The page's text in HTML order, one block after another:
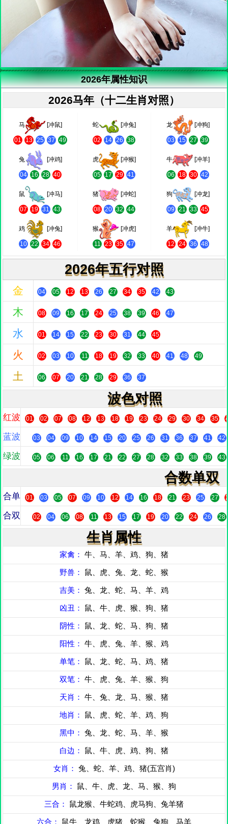
2026年属性知识
2026马年（十二生肖对照）
马 [冲鼠]
01 13 25 37 49
蛇 [冲兔]
02 14 26 38
龙 [冲狗]
03 15 27 39
兔 [冲鸡]
04 16 28 40
虎 [冲猴]
05 17 29 41
牛 [冲羊]
06 18 30 42
鼠 [冲马]
07 19 31 43
猪 [冲蛇]
08 20 32 44
狗 [冲龙]
09 21 33 45
鸡 [冲兔]
10 22 34 46
猴 [冲虎]
11 23 35 47
羊 [冲牛]
12 24 36 48
2026年五行对照
金 04 05 12 13 26 27 34 35 42 43
木 08 09 16 17 24 25 38 39 46 47
水 01 14 15 22 23 30 31 44 45
火 02 03 10 11 18 19 32 33 40 41 48 49
土 06 07 20 21 28 29 36 37
波色对照
红波 01 02 07 08 12 13 18 19 23 24 29 30 34 35
蓝波 03 04 09 10 14 15 20 25 26 31 36 37 41 42
绿波 05 06 11 16 17 21 22 27 28 32 33 38 39 43
合数单双
合单 01 03 05 07 09 10 12 14 16 18 21 23 25 27
合双 02 04 06 08 11 13 15 17 19 20 22 24 26 28
生肖属性
家禽： 牛、马、羊、鸡、狗、猪
野兽： 鼠、虎、兔、龙、蛇、猴
吉美： 兔、龙、蛇、马、羊、鸡
凶丑： 鼠、牛、虎、猴、狗、猪
阴性： 鼠、龙、蛇、马、狗、猪
阳性： 牛、虎、兔、羊、猴、鸡
单笔： 鼠、龙、蛇、马、鸡、猪
双笔： 牛、虎、兔、羊、猴、狗
天肖： 牛、兔、龙、马、猴、猪
地肖： 鼠、虎、蛇、羊、鸡、狗
黑中： 兔、龙、蛇、马、羊、猴
白边： 鼠、牛、虎、鸡、狗、猪
女肖： 兔、蛇、羊、鸡、猪(五宫肖)
男肖： 鼠、牛、虎、龙、马、猴、狗
三合： 鼠龙猴、牛蛇鸡、虎马狗、兔羊猪
六合： 鼠牛、龙鸡、虎猪、蛇猴、兔狗、马羊